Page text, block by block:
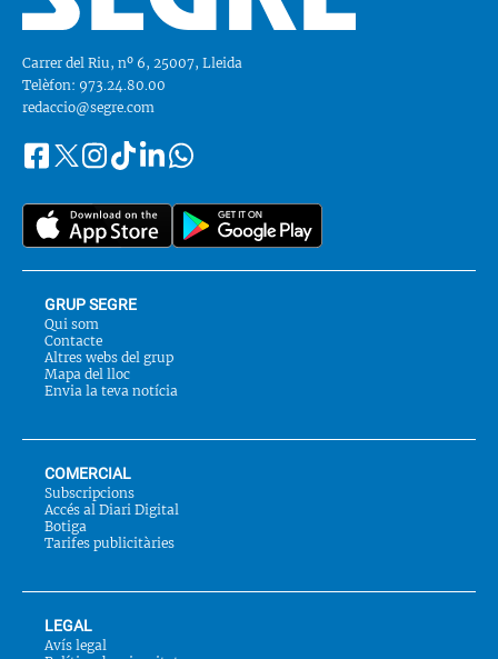
Carrer del Riu, nº 6, 25007, Lleida
Telèfon: 973.24.80.00
redaccio@segre.com
Segueix-
a::
FacebookInstagram
TiktokLinkedinWhatsapp
GRUP SEGRE
Qui som
Contacte
Altres webs del grup
Mapa del lloc
Envia la teva notícia
COMERCIAL
Subscripcions
Accés al Diari Digital
Botiga
Tarifes publicitàries
LEGAL
Avís legal